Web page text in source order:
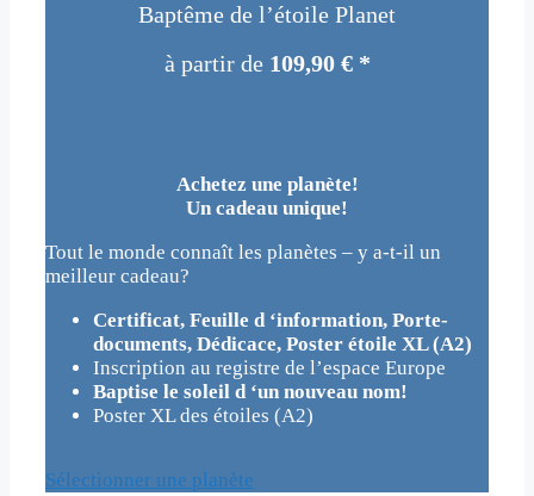
Baptême de l’étoile Planet
à partir de 109,90 € *
Achetez une planète!
Un cadeau unique!
Tout le monde connaît les planètes – y a-t-il un
meilleur cadeau?
Certificat, Feuille d ‘information, Porte-
documents, Dédicace, Poster étoile XL (A2)
Inscription au registre de l’espace Europe
Baptise le soleil d ‘un nouveau nom!
Poster XL des étoiles (A2)
Sélectionner une planète